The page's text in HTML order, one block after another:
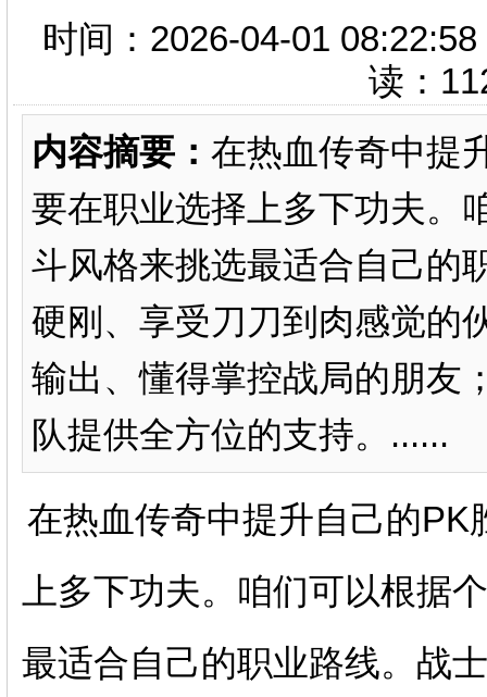
时间：2026-04-01
读：
内容摘要： 在热血传奇中提
要在职业选择上多下功夫。
斗风格来挑选最适合自己的
硬刚、享受刀刀到肉感觉的
输出、懂得掌控战局的朋友
队提供全方位的支持。......
在热血传奇中提升自己的
上多下功夫。咱们可以根据
最适合自己的职业路线。战